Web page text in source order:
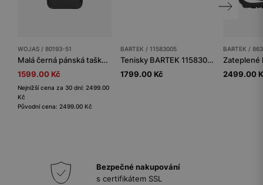
WOJAS / 80193-51
Malá černá pánská taška z hladké kůže
1599.00 Kč
Nejnižší cena za 30 dní: 2499.00
Kč
Původní cena: 2499.00 Kč
BARTEK / 11583005
Tenisky BARTEK 11583005, pro kluky, tmavě modro-šedé
1799.00 Kč
BARTEK /
2499.00
Bezpečné nakupování
s certifikátem SSL